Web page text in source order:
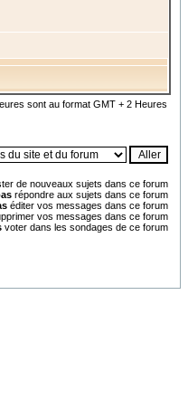
sont au format GMT + 2 Heures
de nouveaux sujets dans ce forum
répondre aux sujets dans ce forum
éditer vos messages dans ce forum
vos messages dans ce forum
voter dans les sondages de ce forum